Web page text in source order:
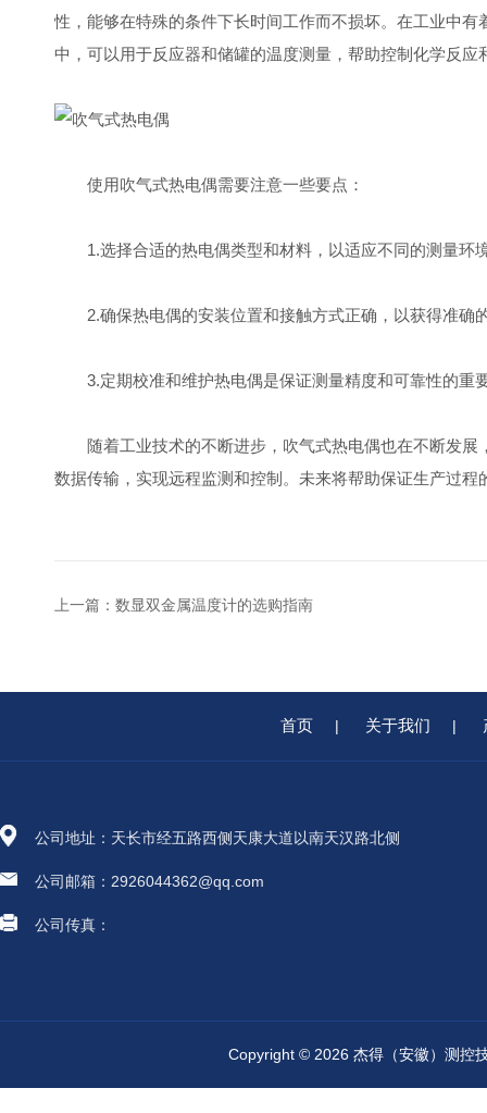
性，能够在特殊的条件下长时间工作而不损坏。在工业中
中，可以用于反应器和储罐的温度测量，帮助控制化学反
使用吹气式热电偶需要注意一些要点：
1.选择合适的热电偶类型和材料，以适应不同的测量环
2.确保热电偶的安装位置和接触方式正确，以获得准确
3.定期校准和维护热电偶是保证测量精度和可靠性的重
随着工业技术的不断进步，吹气式热电偶也在不断发展
数据传输，实现远程监测和控制。未来将帮助保证生产过
上一篇： 数显双金属温度计的选购指南
首页 | 关于我们 |
公司地址：天长市经五路西侧天康大道以南天汉路北侧
公司邮箱：2926044362@qq.com
公司传真：
Copyright © 2026 杰得（安徽）测